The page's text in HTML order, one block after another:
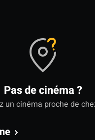
Pas de cinéma ?
un cinéma proche de